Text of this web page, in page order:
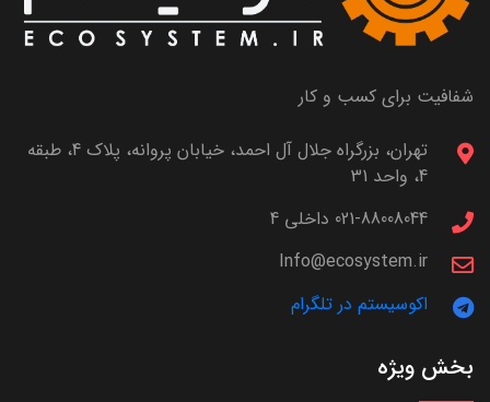
شفافیت برای کسب و کار
تهران، بزرگراه جلال آل احمد، خیابان پروانه، پلاک 4، طبقه
4، واحد 31
021-88008044 داخلی 4
Info@ecosystem.ir
اکوسیستم در تلگرام
بخش ویژه